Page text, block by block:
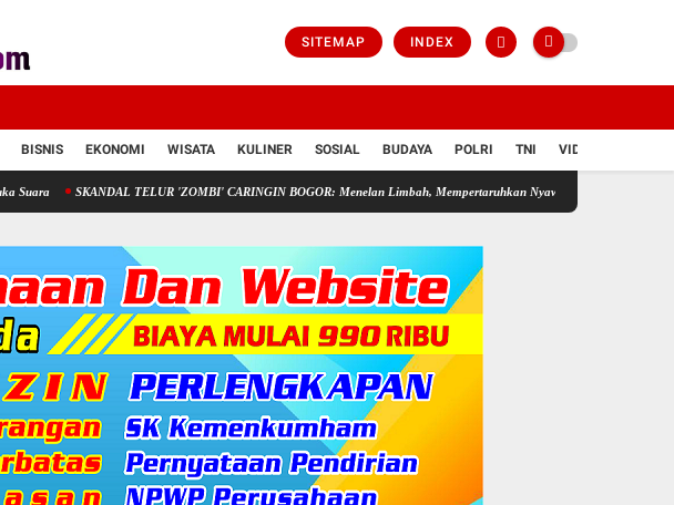
SITEMAP INDEX
BISNIS EKONOMI WISATA KULINER SOSIAL BUDAYA POLRI TNI VIDIO
SKANDAL TELUR 'ZOMBI' CARINGIN BOGOR: Menelan Limbah, Mempertaruhkan Nyawa Rakyat